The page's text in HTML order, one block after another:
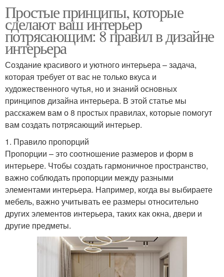
Простые принципы, которые
сделают ваш интерьер
потрясающим: 8 правил в дизайне
интерьера
Создание красивого и уютного интерьера – задача,
которая требует от вас не только вкуса и
художественного чутья, но и знаний основных
принципов дизайна интерьера. В этой статье мы
расскажем вам о 8 простых правилах, которые помогут
вам создать потрясающий интерьер.
1. Правило пропорций
Пропорции – это соотношение размеров и форм в
интерьере. Чтобы создать гармоничное пространство,
важно соблюдать пропорции между разными
элементами интерьера. Например, когда вы выбираете
мебель, важно учитывать ее размеры относительно
других элементов интерьера, таких как окна, двери и
другие предметы.